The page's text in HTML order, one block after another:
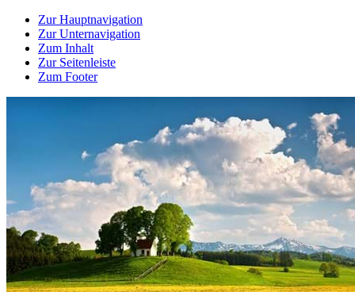
Zur Hauptnavigation
Zur Unternavigation
Zum Inhalt
Zur Seitenleiste
Zum Footer